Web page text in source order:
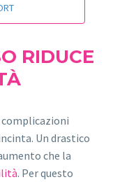
RIDUCE
complicazioni
Un drastico
che la
. Per questo